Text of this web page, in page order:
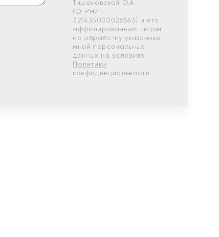
Тишеновской О.А.
(ОГРНИП
321435000026563) и его
аффилированным лицам
на обработку указанных
мной персональных
данных на условиях
Политики
конфиденциальности